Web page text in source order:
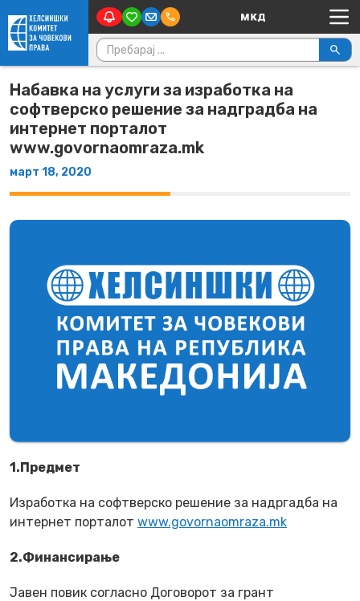
Skip to content Main Navigation
Пребарувај за:
Набавка на услуги за изработка на
софтверско решение за надградба на
интернет порталот
www.govornaomraza.mk
март 18, 2020
1.Предмет
Изработка на софтверско решение за надргадба на
интернет порталот www.govornaomraza.mk
2.Финансирање
Јавен повик согласно Договорот за грант